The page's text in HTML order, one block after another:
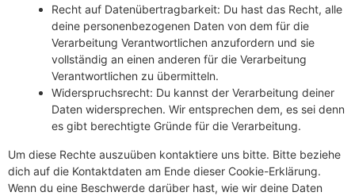
Recht auf Datenübertragbarkeit: Du hast das Recht, alle
deine personenbezogenen Daten von dem für die
Verarbeitung Verantwortlichen anzufordern und sie
vollständig an einen anderen für die Verarbeitung
Verantwortlichen zu übermitteln.
Widerspruchsrecht: Du kannst der Verarbeitung deiner
Daten widersprechen. Wir entsprechen dem, es sei denn
es gibt berechtigte Gründe für die Verarbeitung.
Um diese Rechte auszuüben kontaktiere uns bitte. Bitte beziehe
dich auf die Kontaktdaten am Ende dieser Cookie-Erklärung.
Wenn du eine Beschwerde darüber hast, wie wir deine Daten